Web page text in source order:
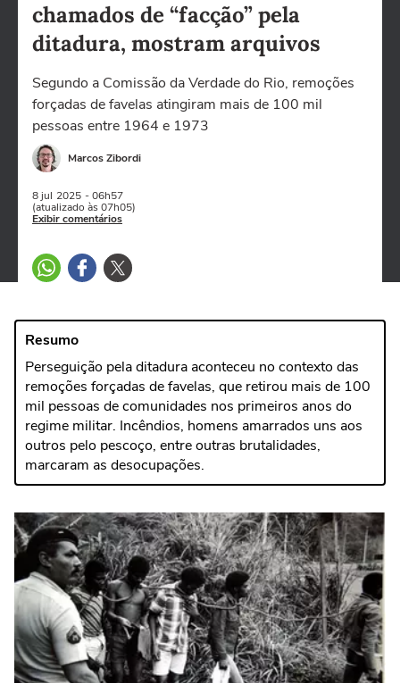
chamados de “facção” pela
ditadura, mostram arquivos
Segundo a Comissão da Verdade do Rio, remoções
forçadas de favelas atingiram mais de 100 mil
pessoas entre 1964 e 1973
Marcos Zibordi
8 jul 2025 - 06h57
(atualizado às 07h05)
Exibir comentários
Resumo
Perseguição pela ditadura aconteceu no contexto das
remoções forçadas de favelas, que retirou mais de 100
mil pessoas de comunidades nos primeiros anos do
regime militar. Incêndios, homens amarrados uns aos
outros pelo pescoço, entre outras brutalidades,
marcaram as desocupações.